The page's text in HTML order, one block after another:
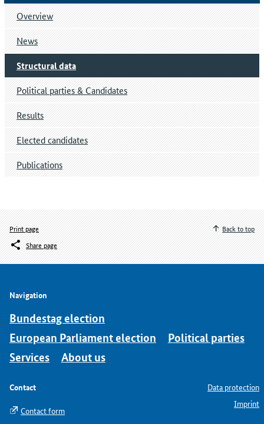
Overview
News
Structural data
Political parties & Candidates
Results
Elected candidates
Publications
Print page
Share page
Back to top
Navigation
Bundestag election
European Parliament election
Political parties
Services
About us
Contact
Contact form
Data protection
Imprint